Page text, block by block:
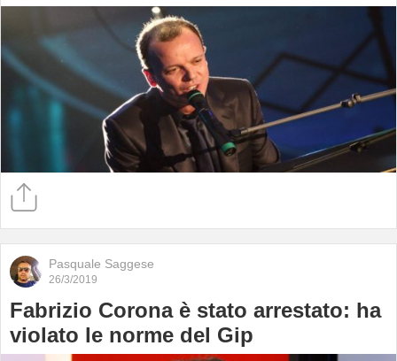
Pasquale Saggese
26/3/2019
Fabrizio Corona è stato arrestato: ha
violato le norme del Gip